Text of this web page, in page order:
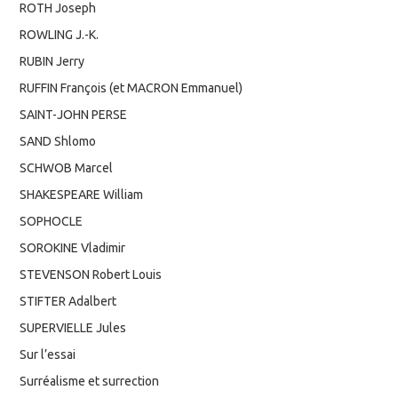
ROTH Joseph
ROWLING J.-K.
RUBIN Jerry
RUFFIN François (et MACRON Emmanuel)
SAINT-JOHN PERSE
SAND Shlomo
SCHWOB Marcel
SHAKESPEARE William
SOPHOCLE
SOROKINE Vladimir
STEVENSON Robert Louis
STIFTER Adalbert
SUPERVIELLE Jules
Sur l’essai
Surréalisme et surrection